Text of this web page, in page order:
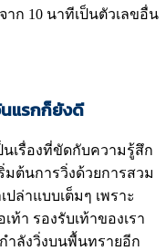
าก 10 นาทีเป็นตัวเลขอื่น
นแรกก็ยังดี
นเรื่องที่ขัดกับความรู้สึก
มต้นการวิ่งด้วยการสวม
ล่าแบบเต็มๆ เพราะ
ท้า รองรับเท้าของเรา
ำลังวิ่งบนพื้นทรายอีก